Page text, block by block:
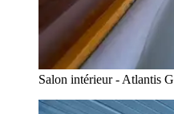
Salon intérieur - Atlantis G